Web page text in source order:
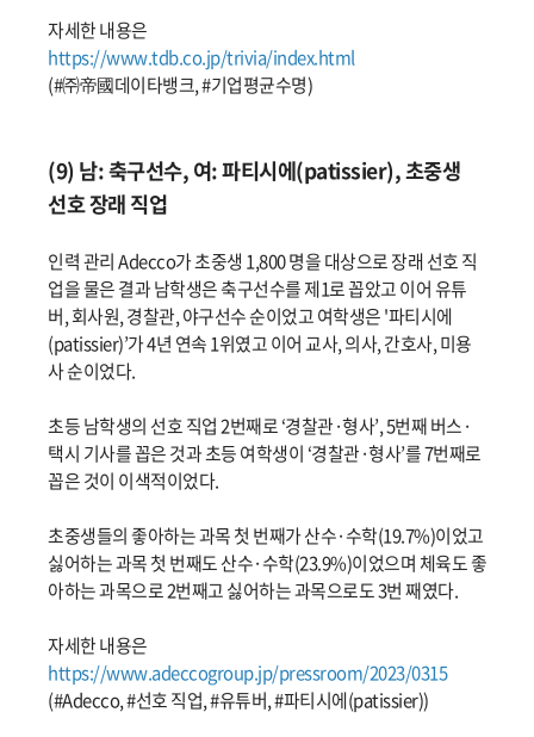
자세한 내용은
https://www.tdb.co.jp/trivia/index.html
(#㈜帝國데이타뱅크, #기업평균수명)
(9) 남: 축구선수, 여: 파티시에(patissier), 초중생
선호 장래 직업
인력 관리 Adecco가 초중생 1,800 명을 대상으로 장래 선호 직
업을 물은 결과 남학생은 축구선수를 제1로 꼽았고 이어 유튜
버, 회사원, 경찰관, 야구선수 순이었고 여학생은 '파티시에
(patissier)’가 4년 연속 1위였고 이어 교사, 의사, 간호사, 미용
사 순이었다.
초등 남학생의 선호 직업 2번째로 ‘경찰관·형사’, 5번째 버스·
택시 기사를 꼽은 것과 초등 여학생이 ‘경찰관·형사’를 7번째로
꼽은 것이 이색적이었다.
초중생들의 좋아하는 과목 첫 번째가 산수·수학(19.7%)이었고
싫어하는 과목 첫 번째도 산수·수학(23.9%)이었으며 체육도 좋
아하는 과목으로 2번째고 싫어하는 과목으로도 3번 째였다.
자세한 내용은
https://www.adeccogroup.jp/pressroom/2023/0315
(#Adecco, #선호 직업, #유튜버, #파티시에(patissier))